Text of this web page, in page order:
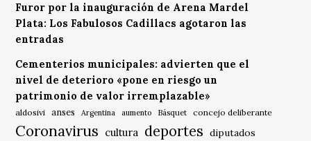
Furor por la inauguración de Arena Mardel
Plata: Los Fabulosos Cadillacs agotaron las
entradas
Cementerios municipales: advierten que el
nivel de deterioro «pone en riesgo un
patrimonio de valor irremplazable»
aldosivi anses Argentina aumento Básquet concejo deliberante
Coronavirus cultura deportes diputados